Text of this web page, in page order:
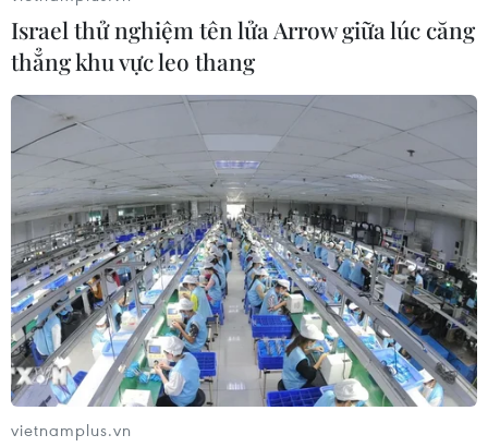
Theo dõi VietnamPlus
TIN LIÊN QUAN
Israel thử nghiệm tên lửa Arrow giữa lúc căng
thẳng khu vực leo thang
vietnamplus.vn